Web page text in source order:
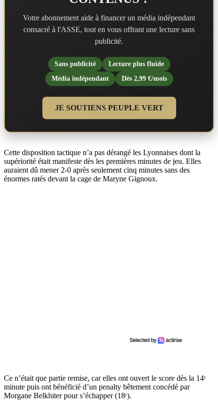
Votre abonnement aide à financer un média indépendant
consacré à l'ASSE, tout en vous offrant une lecture sans
publicité.
Sans publicité
Lecture plus fluide
Média indépendant
Dès 2,99 €/mois
JE SOUTIENS PEUPLE VERT
Cette disposition tactique n’a pas dérangé les Lyonnaises dont la
supériorité était manifeste dès les premières minutes de jeu. Elles
auraient dû mener 2-0 après seulement cinq minutes sans des
énormes ratés devant la cage de Maryne Gignoux.
Ce n’était que partie remise, car elles ont ouvert le score dès la 14ᵉ
minute puis ont bénéficié d’un penalty bêtement concédé par
Morgane Belkhiter pour s’échapper (18ᵉ).